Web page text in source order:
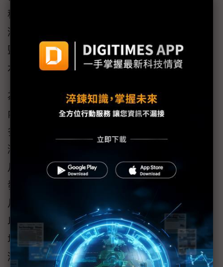
程的國統國際，在適合發展海水淡化技術的台
灣，利用逆滲透技術設計的海水淡化裝置，將
鹽水轉化為可供人們使用的淡水，增加國內的
水量，為供水不足問題帶來良好解方。
為帶動水資源永續發展，同時協助企業爭取國
內外市場商機，外貿協會在展覽期間舉辦豐富
多元的週邊活動，包含由威立雅（Veolia）、經
濟部水利署（WRA）以及BSI英國標準協會於9
月12日進行的Tech Talk，以及18場新品及技術
發表會、一對一採購洽談會等。而水利署亦於9
月10~11日在台北國際會議中心（TICC）舉辦
以「水與安全、環境、發展」為主題的國際論
壇，邀請超過50位來自美國、日本、荷蘭及台
灣的專家學者，共同探討水資源的國際趨勢及